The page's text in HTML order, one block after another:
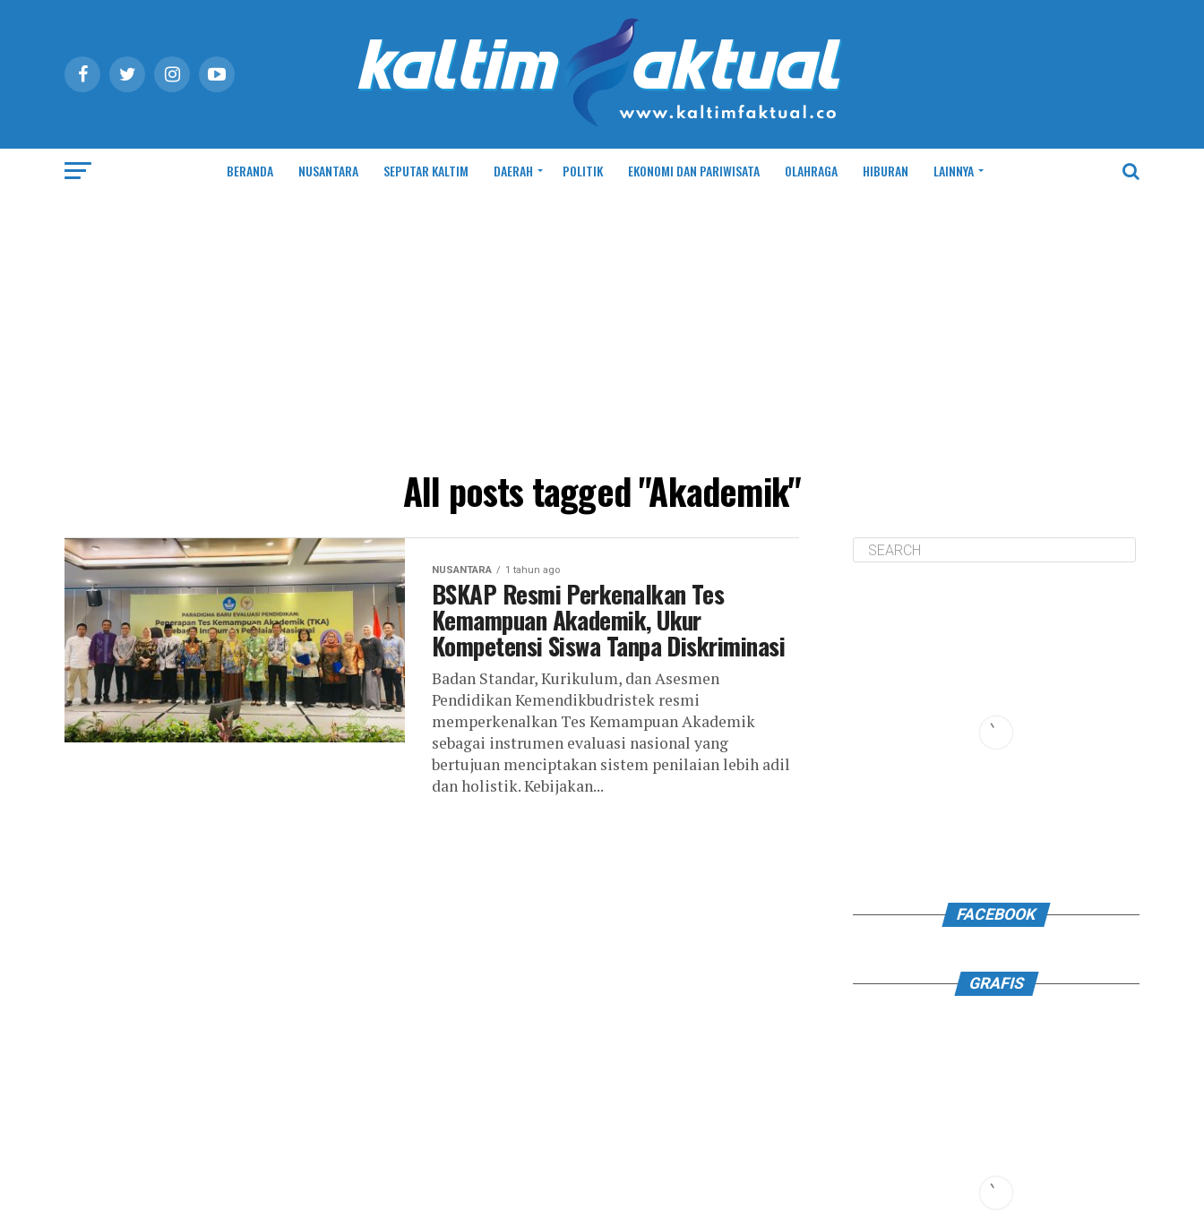
BERANDA NUSANTARA SEPUTAR KALTIM DAERAH POLITIK EKONOMI DAN PARIWISATA OLAHRAGA HIBURAN LAINNYA
All posts tagged "Akademik"
NUSANTARA 1 tahun ago
BSKAP Resmi Perkenalkan Tes
Kemampuan Akademik, Ukur
Kompetensi Siswa Tanpa Diskriminasi
Badan Standar, Kurikulum, dan Asesmen
Pendidikan Kemendikbudristek resmi
memperkenalkan Tes Kemampuan Akademik
sebagai instrumen evaluasi nasional yang
bertujuan menciptakan sistem penilaian lebih adil
dan holistik. Kebijakan...
FACEBOOK
GRAFIS